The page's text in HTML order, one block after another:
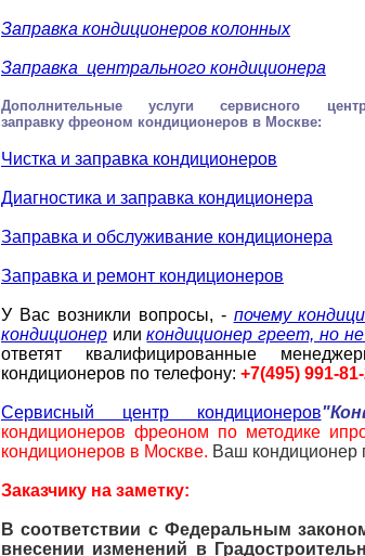
Заправка кондиционеров колонных
Заправка центрального кондиционера
Дополнительные услуги сервисного
заправку фреоном кондиционеров в Москве:
Чистка и заправка кондиционеров
Диагностика и заправка кондиционера
Заправка и обслуживание кондиционера
Заправка и ремонт кондиционеров
У Вас возникли вопросы, - почему
кондиционер иликондиционер греет, но
ответят квалифицированные
кондиционеров по телефону: +7(495) 991-
Сервисный центр кондиционеров
кондиционеров фреоном по методике и
кондиционеров в Москве. Ваш кондиционер
Заказчику на заметку:
В соответствии с Федеральным
внесении изменений в